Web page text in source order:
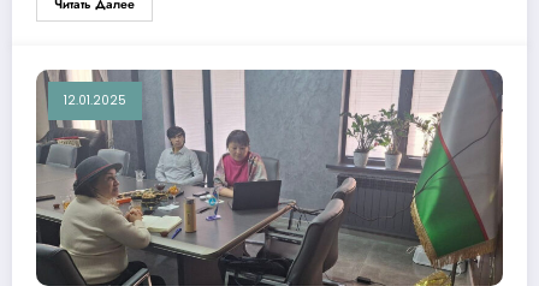
Читать Далее
12.01.2025